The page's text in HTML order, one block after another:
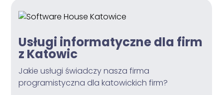
Usługi informatyczne dla firm
z Katowic
Jakie usługi świadczy nasza firma
programistyczna dla katowickich firm?